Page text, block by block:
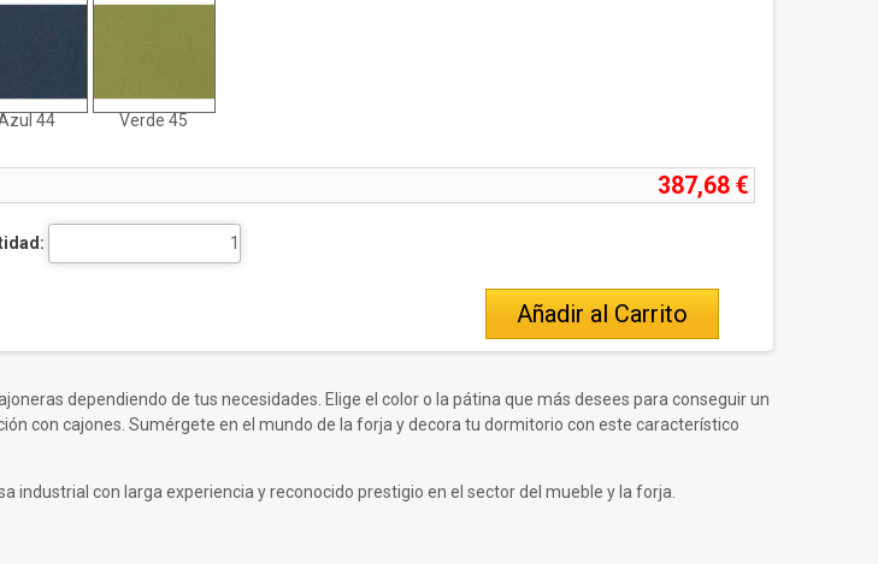
44 Verde 45
387,68 €
Añadir al Carrito
dependiendo de tus necesidades. Elige el color o la pátina que más desees para conseguir un
con cajones. Sumérgete en el mundo de la forja y decora tu dormitorio con este característico
con larga experiencia y reconocido prestigio en el sector del mueble y la forja.